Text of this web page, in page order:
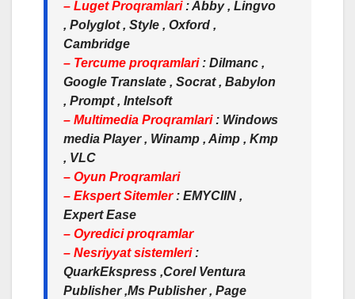
– Luget Proqramlari : Abby , Lingvo
, Polyglot , Style , Oxford ,
Cambridge
– Tercume proqramlari: Dilmanc ,
Google Translate , Socrat , Babylon
, Prompt , Intelsoft
– Multimedia Proqramlari: Windows
media Player , Winamp , Aimp , Kmp
, VLC
– Oyun Proqramlari
– Ekspert Sitemler: EMYCIIN ,
Expert Ease
– Oyredici proqramlar
– Nesriyyat sistemleri :
QuarkEkspress ,Corel Ventura
Publisher ,Ms Publisher , Page